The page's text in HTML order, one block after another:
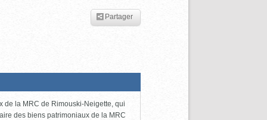
Partager
de la MRC de Rimouski-Neigette, qui
des biens patrimoniaux de la MRC